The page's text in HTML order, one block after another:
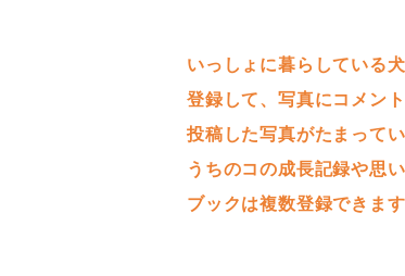
いっしょに暮らしている
登録して、写真にコメン
投稿した写真がたまってい
うちのコの成長記録や思
ブックは複数登録できます